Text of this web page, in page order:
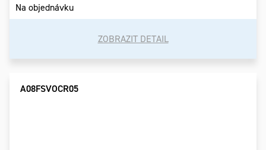
Na objednávku
ZOBRAZIT DETAIL
A08FSVOCR05